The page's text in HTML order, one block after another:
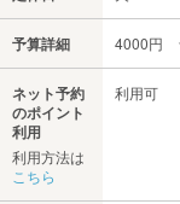
予算詳細 4000円
ネット予約
のポイント
利用
利用方法は
こちら
利用可